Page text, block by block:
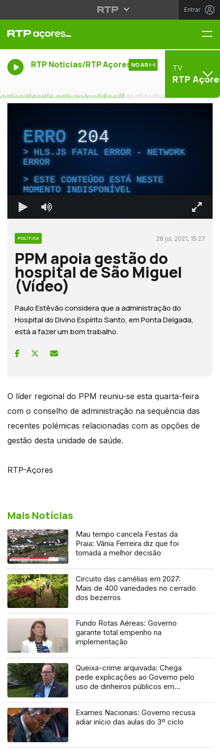
Entrar
RTP Noticias/RTP Açores NO AR TV
RTP
ERRO204
HLS.JS FATAL ERROR - NETWORK
ERROR
ESTE CONTEÚDO ESTÁ NESTE
MOMENTO INDISPONÍVEL
POLÍTICA 28 jul, 2021, 15:27
PPM apoia gestão do
hospital de São Miguel
(Vídeo)
Paulo Estêvão considera que a administração do
Hospital do Divino Espírito Santo, em Ponta Delgada,
está a fazer um bom trabalho.
O líder regional do PPM reuniu-se esta quarta-feira
com o conselho de administração na sequência das
recentes polémicas relacionadas com as opções de
gestão desta unidade de saúde.
RTP-Açores
Mais Notícias
Mau tempo cancela Festas da
Praia: Vânia Ferreira diz que foi
tomada a melhor decisão
Circuito das camélias em 2027:
Mais de 400 variedades no cerrado
dos bezerros
Fundo Rotas Aéreas: Governo
garante total empenho na
implementação
Queixa-crime arquivada: Chega
pede explicações ao Governo pelo
uso de dinheiros públicos em
Exames Nacionais: Governo recusa
adiar início das aulas do 3º ciclo